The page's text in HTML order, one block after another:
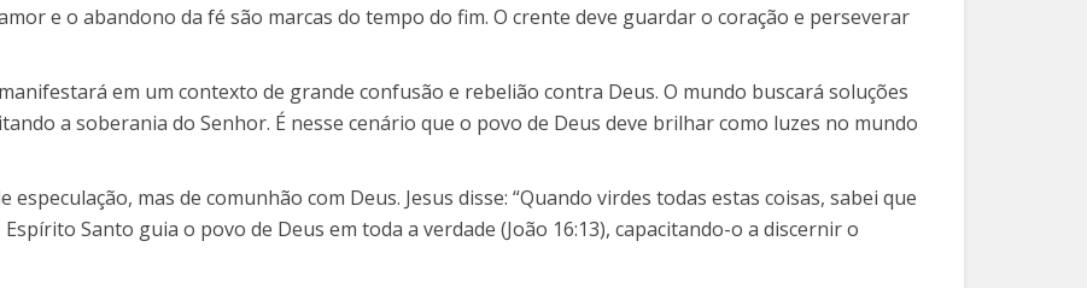
e o abandono da fé são marcas do tempo do fim. O crente deve guardar o coração e perseverar
em um contexto de grande confusão e rebelião contra Deus. O mundo buscará soluções
a soberania do Senhor. É nesse cenário que o povo de Deus deve brilhar como luzes no mundo
mas de comunhão com Deus. Jesus disse: “Quando virdes todas estas coisas, sabei que
Santo guia o povo de Deus em toda a verdade (João 16:13), capacitando-o a discernir o